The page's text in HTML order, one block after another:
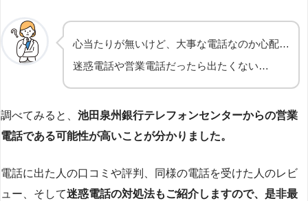
心当たりが無いけど、大事な電話なのか心配…
迷惑電話や営業電話だったら出たくない…
調べてみると、 池田泉州銀行テレフォンセンターからの営業
電話である可能性が高いことが分かりました。
電話に出た人の口コミや評判、同様の電話を受けた人のレビ
ュー、そして迷惑電話の対処法もご紹介しますので、是非最